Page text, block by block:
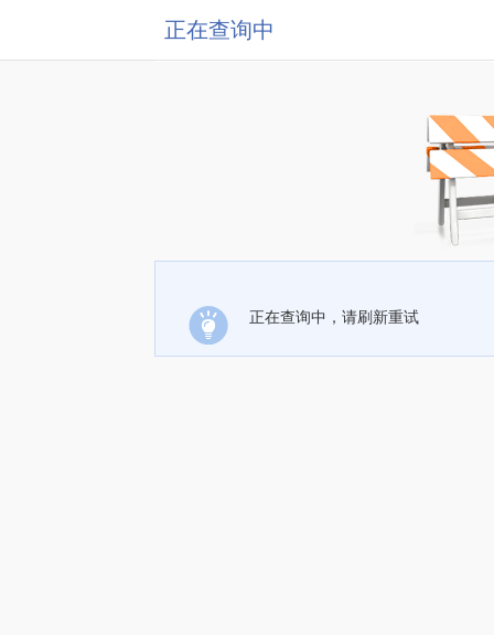
正在查询中
正在查询中，请刷新重试